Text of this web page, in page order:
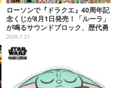
ローソンで『ドラクエ』40周年記
念くじが8月1日発売！「ルーラ」
が鳴るサウンドブロック、歴代勇
者＆スライムのフィギュアなど、
シリーズを振り返る景品盛りだく
さん
2026.7.21